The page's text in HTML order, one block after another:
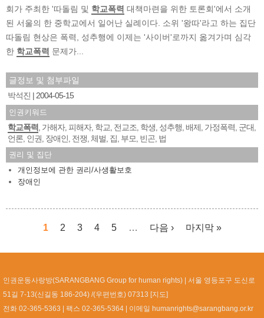
회가 주최한 '따돌림 및 학교폭력 대책마련을 위한 토론회'에서 소개
된 서울의 한 중학교에서 일어난 실례이다. 소위 '왕따'라고 하는 집단
따돌림 현상은 폭력, 성추행에 이제는 '사이버'로까지 옮겨가며 심각
한 학교폭력 문제가...
글정보 및 첨부파일
박석진
2004-05-15
인권키워드
학교폭력 가해자, 피해자, 학교 전교조 학생 성추행 배제 가정폭력 군대
언론 인권 장애인 전쟁 체벌 집 부모 빈곤 법
권리 및 집단
개인정보에 관한 권리/사생활보호
장애인
페이지
1 2 3 4 5 … 다음 › 마지막 »
인권운동사랑방(SARANGBANG Group for human rights)
서울 영등포구 도신로
51길 7-13(신길동 186-204) /(우편번호) 07313 [지도]
전화 02-365-5363
팩스 02-365-5364 이메일 humanrights@sarangbang.or.kr